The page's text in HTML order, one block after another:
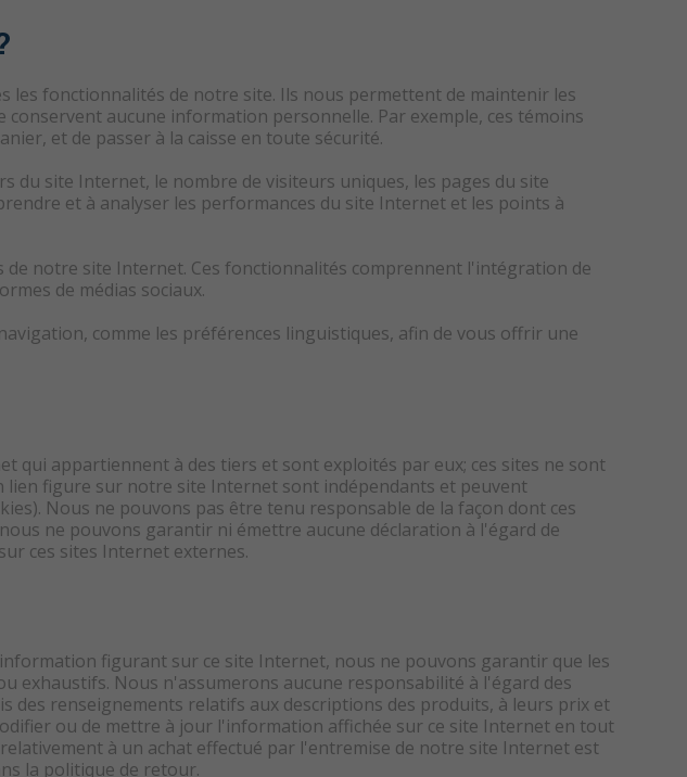
les fonctionnalités de notre site. Ils nous permettent de maintenir les
aucune information personnelle. Par exemple, ces témoins
et de passer à la caisse en toute sécurité.
du site Internet, le nombre de visiteurs uniques, les pages du site
et à analyser les performances du site Internet et les points à
notre site Internet. Ces fonctionnalités comprennent l'intégration de
de médias sociaux.
comme les préférences linguistiques, afin de vous offrir une
appartiennent à des tiers et sont exploités par eux; ces sites ne sont
figure sur notre site Internet sont indépendants et peuvent
Nous ne pouvons pas être tenu responsable de la façon dont ces
ne pouvons garantir ni émettre aucune déclaration à l'égard de
ces sites Internet externes.
figurant sur ce site Internet, nous ne pouvons garantir que les
exhaustifs. Nous n'assumerons aucune responsabilité à l'égard des
des renseignements relatifs aux descriptions des produits, à leurs prix et
ou de mettre à jour l'information affichée sur ce site Internet en tout
à un achat effectué par l'entremise de notre site Internet est
la politique de retour.